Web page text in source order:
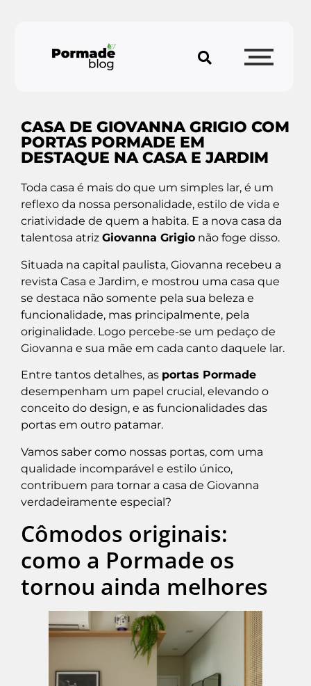
CASA DE GIOVANNA GRIGIO COM
PORTAS PORMADE EM
DESTAQUE NA CASA E JARDIM
Toda casa é mais do que um simples lar, é um
reflexo da nossa personalidade, estilo de vida e
criatividade de quem a habita. E a nova casa da
talentosa atriz Giovanna Grigio não foge disso.
Situada na capital paulista, Giovanna recebeu a
revista Casa e Jardim, e mostrou uma casa que
se destaca não somente pela sua beleza e
funcionalidade, mas principalmente, pela
originalidade. Logo percebe-se um pedaço de
Giovanna e sua mãe em cada canto daquele lar.
Entre tantos detalhes, as portas Pormade
desempenham um papel crucial, elevando o
conceito do design, e as funcionalidades das
portas em outro patamar.
Vamos saber como nossas portas, com uma
qualidade incomparável e estilo único,
contribuem para tornar a casa de Giovanna
verdadeiramente especial?
Cômodos originais:
como a Pormade os
tornou ainda melhores